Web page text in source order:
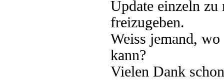
Update einzeln zu
freizugeben.
Weiss jemand, wo
kann?
Vielen Dank